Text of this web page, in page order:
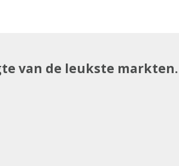
van de leukste markten.